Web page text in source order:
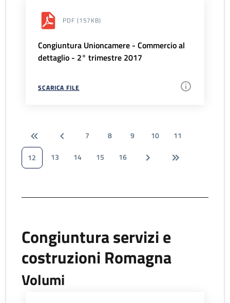
PDF (157KB)
Congiuntura Unioncamere - Commercio al
dettaglio - 2° trimestre 2017
SCARICA FILE
7 8 9 10
11
12
13 14 15 16
Congiuntura servizi e
costruzioni Romagna
Volumi